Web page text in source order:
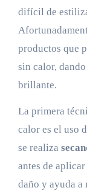
difícil de
productos que
sin calor,
brillante.
La primera
calor es el uso
se realiza
antes de
daño y ayuda a